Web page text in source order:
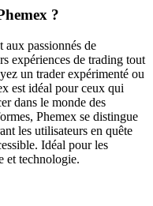
?
aux passionnés de
expériences de trading tout
un trader expérimenté ou
est idéal pour ceux qui
dans le monde des
Phemex se distingue
les utilisateurs en quête
Idéal pour les
et technologie.